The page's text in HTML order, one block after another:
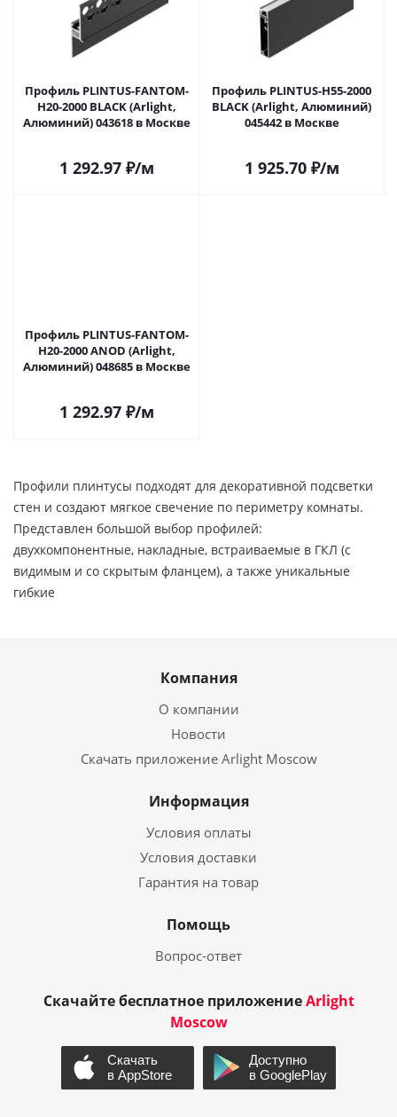
Профиль PLINTUS-FANTOM-
H20-2000 BLACK (Arlight,
Алюминий) 043618 в Москве
1 292.97₽/м
Профиль PLINTUS-H55-2000
BLACK (Arlight, Алюминий)
045442 в Москве
1 925.70₽/м
Профиль PLINTUS-FANTOM-
H20-2000 ANOD (Arlight,
Алюминий) 048685 в Москве
1 292.97₽/м
Профили плинтусы подходят для декоративной подсветки
стен и создают мягкое свечение по периметру комнаты.
Представлен большой выбор профилей:
двухкомпонентные, накладные, встраиваемые в ГКЛ (с
видимым и со скрытым фланцем), а также уникальные
гибкие
Компания
О компании
Новости
Скачать приложение Arlight Moscow
Информация
Условия оплаты
Условия доставки
Гарантия на товар
Помощь
Вопрос-ответ
Скачайте бесплатное приложениеArlight
Moscow